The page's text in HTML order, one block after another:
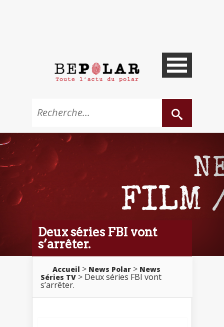
Deux séries FBI vont
s’arrêter.
Accueil > News Polar > News
Séries TV > Deux séries FBI vont
s’arrêter.